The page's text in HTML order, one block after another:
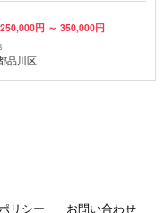
円 ～ 350,000円
品川区
リシー お問い合わせ